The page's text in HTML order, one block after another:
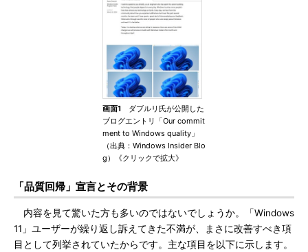
画面1 ダブルリ氏が公開した
ブログエントリ「Our commit
ment to Windows quality」
（出典：Windows Insider Blo
g）《クリックで拡大》
「品質回帰」宣言とその背景
内容を見て驚いた方も多いのではないでしょうか。「Windows
11」ユーザーが繰り返し訴えてきた不満が、まさに改善すべき項
目として列挙されていたからです。主な項目を以下に示します。